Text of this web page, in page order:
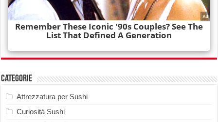
Categorie
Attrezzatura per Sushi
Curiosità Sushi